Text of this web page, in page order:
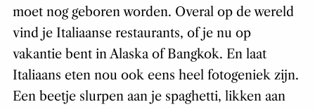
moet nog geboren worden. Overal op de wereld
vind je Italiaanse restaurants, of je nu op
vakantie bent in Alaska of Bangkok. En laat
Italiaans eten nou ook eens heel fotogeniek zijn.
Een beetje slurpen aan je spaghetti, likken aan